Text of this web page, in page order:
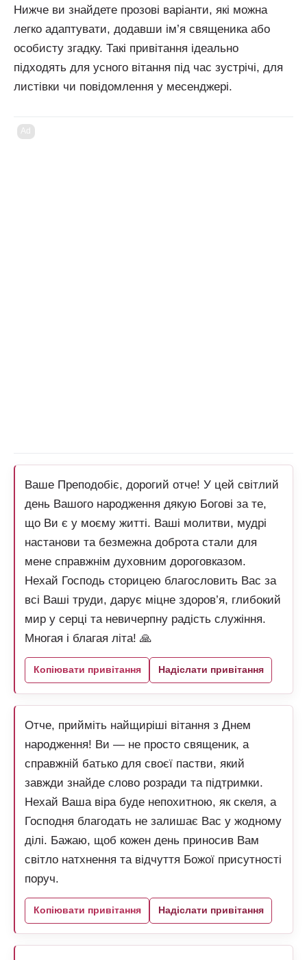
Нижче ви знайдете прозові варіанти, які можна
легко адаптувати, додавши ім’я священика або
особисту згадку. Такі привітання ідеально
підходять для усного вітання під час зустрічі, для
листівки чи повідомлення у месенджері.
Ad
Ваше Преподобіє, дорогий отче! У цей світлий
день Вашого народження дякую Богові за те,
що Ви є у моєму житті. Ваші молитви, мудрі
настанови та безмежна доброта стали для
мене справжнім духовним дороговказом.
Нехай Господь сторицею благословить Вас за
всі Ваші труди, дарує міцне здоров’я, глибокий
мир у серці та невичерпну радість служіння.
Многая і благая літа! 🙏
Копіювати привітання Надіслати привітання
Отче, прийміть найщиріші вітання з Днем
народження! Ви — не просто священик, а
справжній батько для своєї пастви, який
завжди знайде слово розради та підтримки.
Нехай Ваша віра буде непохитною, як скеля, а
Господня благодать не залишає Вас у жодному
ділі. Бажаю, щоб кожен день приносив Вам
світло натхнення та відчуття Божої присутності
поруч.
Копіювати привітання Надіслати привітання